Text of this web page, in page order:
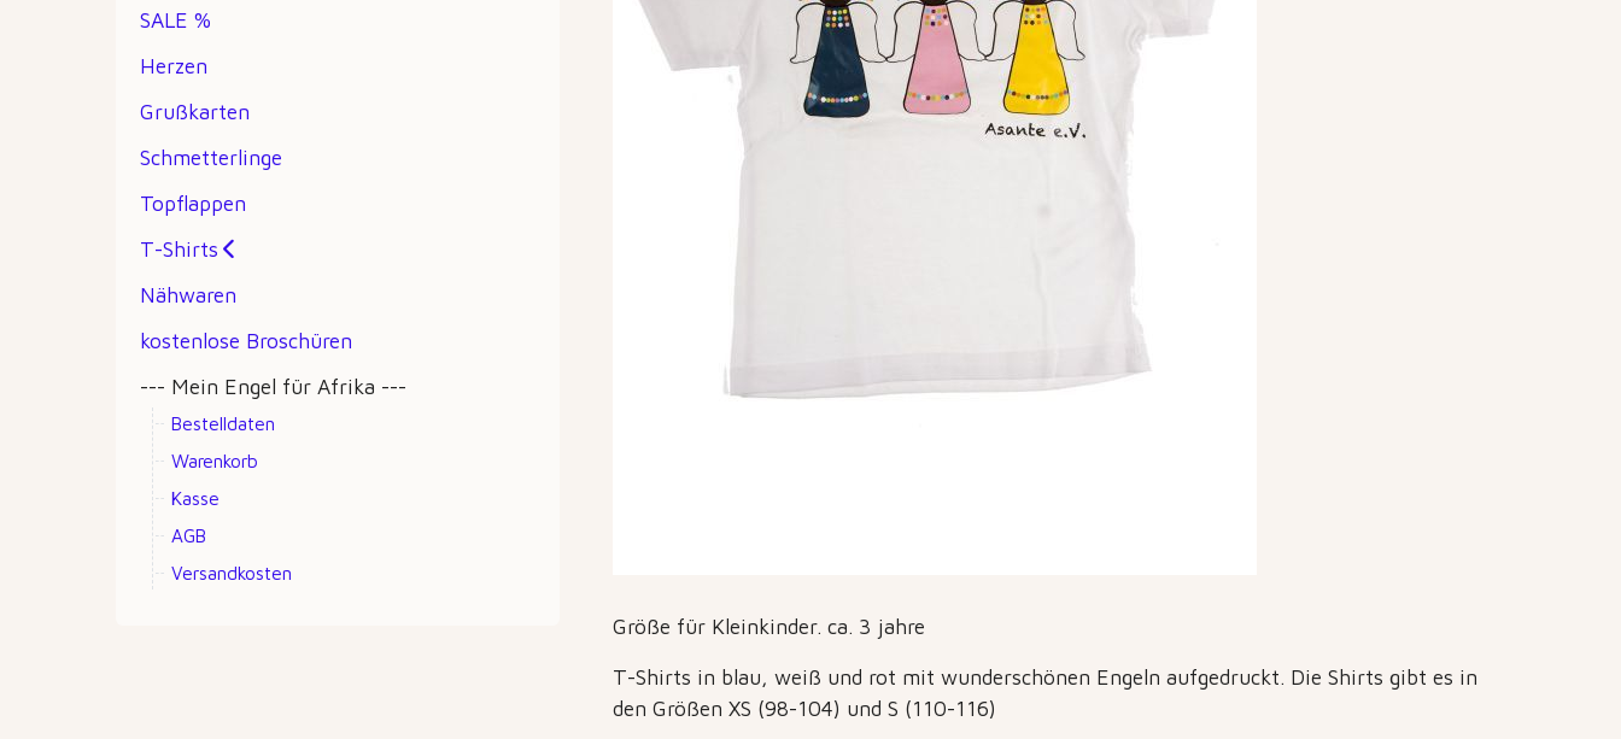
SALE %
Herzen
Grußkarten
Schmetterlinge
Topflappen
T-Shirts
Nähwaren
kostenlose Broschüren
--- Mein Engel für Afrika ---
Bestelldaten
Warenkorb
Kasse
AGB
Versandkosten
Größe für Kleinkinder. ca. 3 jahre
T-Shirts in blau, weiß und rot mit wunderschönen Engeln aufgedruckt. Die Shirts gibt es in
den Größen XS (98-104) und S (110-116)